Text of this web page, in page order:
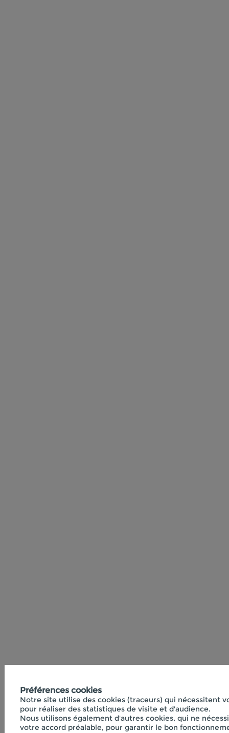
Préférences cookies
Notre site utilise des cookies (traceurs) qui nécessitent
pour réaliser des statistiques de visite et d'audience.
Nous utilisons également d'autres cookies, qui ne
votre accord préalable, pour garantir le bon